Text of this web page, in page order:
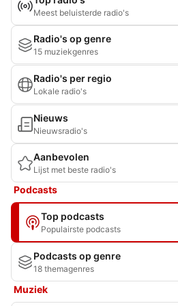
Meest beluisterde radio's
Radio's op genre
15 muziekgenres
Radio's per regio
Lokale radio's
Nieuws
Nieuwsradio's
Aanbevolen
Lijst met beste radio's
Podcasts
Top podcasts
Populairste podcasts
Podcasts op genre
18 themagenres
Muziek